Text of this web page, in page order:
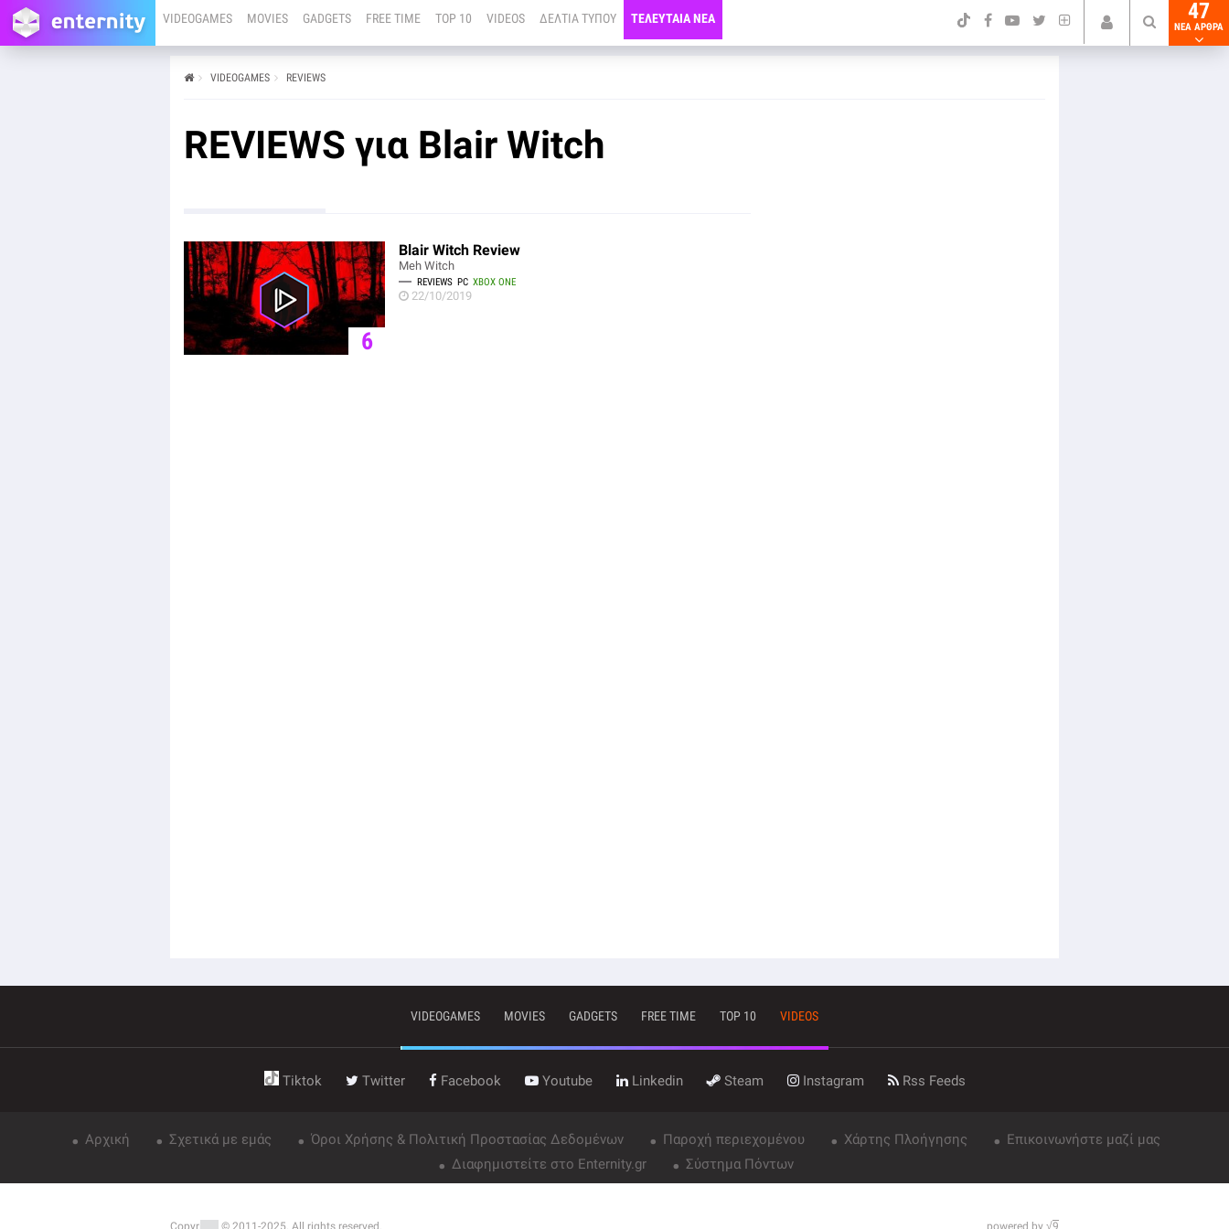
VIDEOGAMES MOVIES GADGETS FREE TIME TOP 10 VIDEOS ΔΕΛΤΙΑ ΤΥΠΟΥ ΤΕΛΕΥΤΑΙΑ ΝΕΑ 47
NEA ΑΡΘΡΑ
VIDEOGAMES REVIEWS
REVIEWS για Blair Witch
6
Blair Witch Review
Meh Witch
REVIEWS PC XBOX ONE
22/10/2019
VIDEOGAMES MOVIES GADGETS FREE TIME TOP 10 VIDEOS
Tiktok Twitter Facebook Youtube Linkedin Steam Instagram Rss Feeds
Αρχική Σχετικά με εμάς Όροι Χρήσης & Πολιτική Προστασίας Δεδομένων Παροχή περιεχομένου Χάρτης Πλοήγησης
Επικοινωνήστε μαζί μας
Διαφημιστείτε στο Enternity.gr
Σύστημα Πόντων
Copyright © 2011-2025. All rights reserved. powered by √9